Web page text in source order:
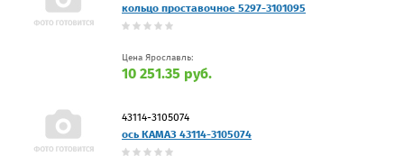
кольцо проставочное 5297-3101095
Цена Ярославль:
10 251.35 руб.
43114-3105074
ось КАМАЗ 43114-3105074